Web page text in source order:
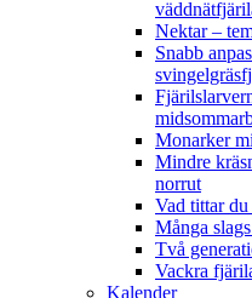
Nektar –
Snabb
Monarker
Mindre
norrut
Vad tittar du
Många
Två
Vackra
Kalender